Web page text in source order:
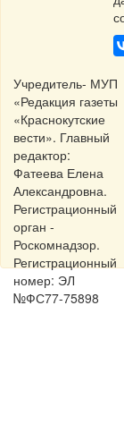
Учредитель- МУП
«Редакция газеты
«Краснокутские
вести». Главный
редактор:
Фатеева Елена
Александровна.
Регистрационный
орган -
Роскомнадзор.
Регистрационный
номер: ЭЛ
№ФС77-75898